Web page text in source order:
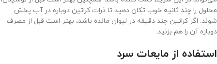
محلول را چند ثانیه خوب تکان دهید تا ذرات کراتین دوباره در آب پخش
شوند. اگر کراتین چند دقیقه در لیوان مانده باشد، بهتر است قبل از مصرف
دوباره آن را هم بزنید.
استفاده از مایعات سرد